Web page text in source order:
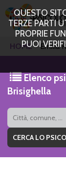
QUESTO
TERZE PARTI
PROPRIE
PUOI
HOME Emilia
Elenco
Brisighella